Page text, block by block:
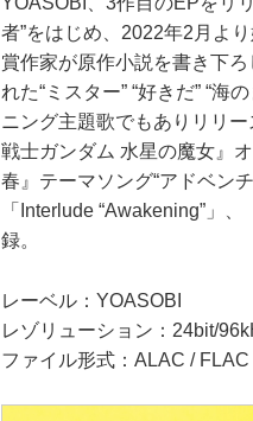
者”をはじめ、2022年2月よ
賞作家が原作小説を書き下
れた“ミスター” “好きだ” “
ニング主題歌でもありリリ
戦士ガンダム 水星の魔女』
春』テーマソング“アドベン
「Interlude “Awakening”」
録。
レーベル：YOASOBI
レゾリューション：24bit/
ファイル形式：ALAC / FLAC